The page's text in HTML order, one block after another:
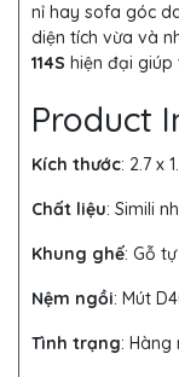
nỉ hay sofa góc
diện tích vừa và
114S hiện đại
Product
Kích thước: 2.7 x
Chất liệu: Simili
Khung ghế: Gỗ
Nệm ngồi: Mút
Tình trạng: Hàng